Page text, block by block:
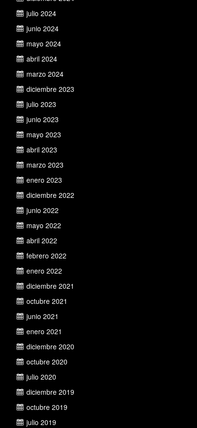
julio 2024
junio 2024
mayo 2024
abril 2024
marzo 2024
diciembre 2023
julio 2023
junio 2023
mayo 2023
abril 2023
marzo 2023
enero 2023
diciembre 2022
junio 2022
mayo 2022
abril 2022
febrero 2022
enero 2022
diciembre 2021
octubre 2021
junio 2021
enero 2021
diciembre 2020
octubre 2020
julio 2020
diciembre 2019
octubre 2019
julio 2019